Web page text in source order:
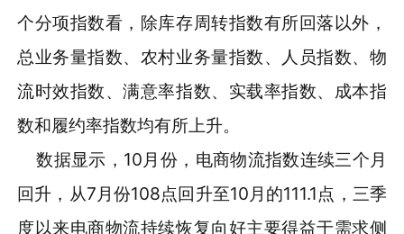
个分项指数看，除库存周转指数有所回落以外，
总业务量指数、农村业务量指数、人员指数、物
流时效指数、满意率指数、实载率指数、成本指
数和履约率指数均有所上升。
数据显示，10月份，电商物流指数连续三个月
回升，从7月份108点回升至10月的111.1点，三季
度以来电商物流持续恢复向好主要得益于需求侧